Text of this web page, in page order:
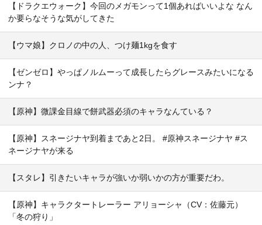
【ドラクエウォーク】今回のメガモンって1個あればいいよな なん
か要らなそうな気がしてきた
【ウマ娘】クロノの中の人、つけ麺1kgを食す
【ゼンゼロ】やっぱノルムーって成長したらグレースみたいになる
ンナ？
【原神】微課金目線で餅武器必須のキャラなんている？
【原神】スネージナヤ到着まであと2日。 #原神スネージナヤ #ス
ネージナヤが来る
【スタレ】引きたいキャラが強いか弱いかの方が重要だわ。
【原神】キャラクタートレーラー アリョーシャ（CV：佐藤元）
「冬の狩り」